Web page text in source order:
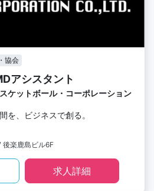
協会
アシスタント
ケットボール・コーポレーション
を、ビジネスで創る。
楽鹿島ビル6F
求人詳細